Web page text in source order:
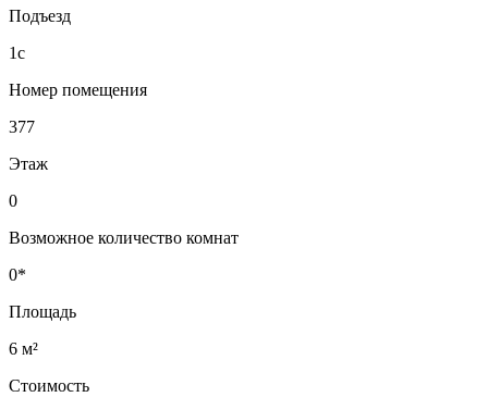
Подъезд
1с
Номер помещения
377
Этаж
0
Возможное количество комнат
0*
Площадь
6 м²
Стоимость